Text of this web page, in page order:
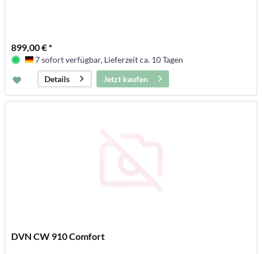
899,00 € *
Deutschland
7 sofort verfügbar, Lieferzeit ca. 10 Tagen
Details
Jetzt kaufen
DVN CW 910 Comfort